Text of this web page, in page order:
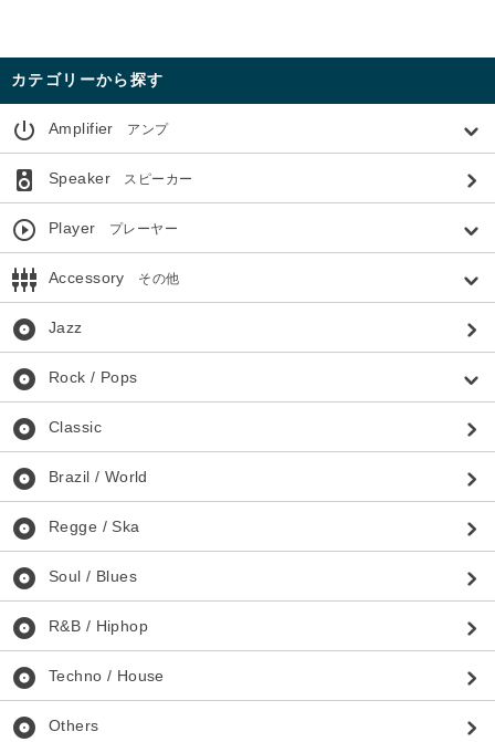
カテゴリーから探す
power_settings_new Amplifier アンプ
speaker Speakerスピーカー
play_circle_outline Player プレーヤー
settings_input_component Accessory その他
album Jazz
album Rock / Pops
album Classic
album Brazil / World
album Regge / Ska
album Soul / Blues
album R&B / Hiphop
album Techno / House
album Others